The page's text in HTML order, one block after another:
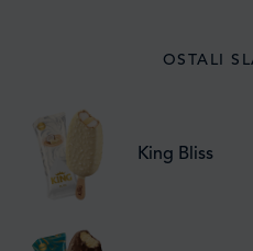
OSTALI
King Bliss